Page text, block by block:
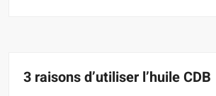
3 raisons d’utiliser l’huile CDB